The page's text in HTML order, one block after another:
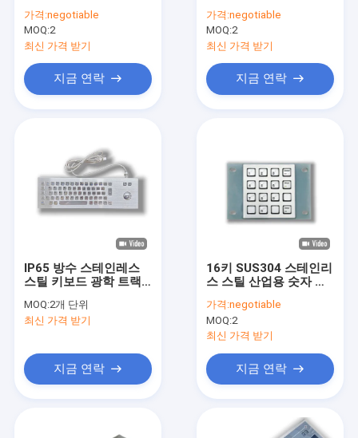
인리스 스틸 산업용 숫
자 키보드
가격:negotiable
MOQ:2
최신 가격 받기
지금 연락
수, 방진, 방폭, 후면 패
널 장착, -40°C 산업용
스테인리스 스틸 키보드
(트랙볼 포함) F3-
TB38-B 방수
가격:negotiable
MOQ:2
최신 가격 받기
지금 연락
IP65 방수 스테인레스
스틸 키보드 광학 트랙
보드 수명
MOQ:2개 단위
최신 가격 받기
지금 연락
16키 SUS304 스테인리
스 스틸 산업용 숫자 키
2 백만 키 스트로크 수명
가격:negotiable
MOQ:2
최신 가격 받기
지금 연락